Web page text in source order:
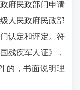
府民政部门申请
人民政府民政部
认定和评定。符
残疾军人证》，
的，书面说明理